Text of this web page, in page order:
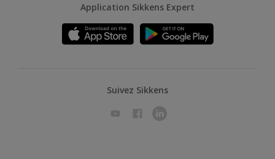
Application Sikkens Expert
Suivez Sikkens